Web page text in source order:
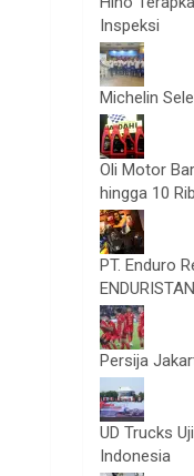
Inspeksi
Michelin
Oli Motor
hingga 10
PT. Enduro
Persija
UD Trucks
Indonesia